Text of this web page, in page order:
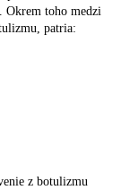
Okrem toho medzi
patria:
z botulizmu